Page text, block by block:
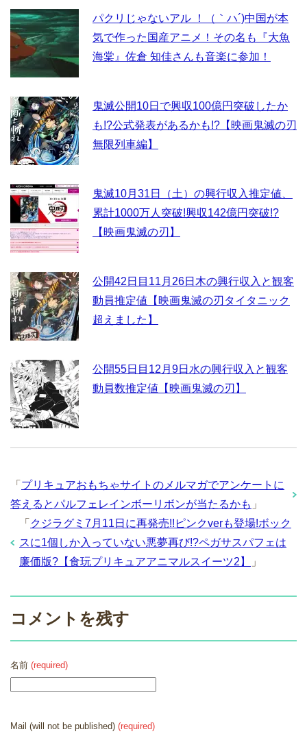
パクリじゃないアル ！（｀ハ´)中国が本
気で作った国産アニメ！その名も『大魚
海棠』佐倉 知佳さんも音楽に参加！
鬼滅公開10日で興収100億円突破したか
も!?公式発表があるかも!?【映画鬼滅の刃
無限列車編】
鬼滅10月31日（土）の興行収入推定値、
累計1000万人突破!興収142億円突破!?
【映画鬼滅の刃】
公開42日目11月26日木の興行収入と観客
動員推定値【映画鬼滅の刃タイタニック
超えました】
公開55日目12月9日水の興行収入と観客
動員数推定値【映画鬼滅の刃】
「 プリキュアおもちゃサイトのメルマガでアンケートに
答えるとパルフェレインボーリボンが当たるかも 」
「 クジラグミ7月11日に再発売!!ピンクverも登場!ボック
スに1個しか入っていない悪夢再び!?ペガサスパフェは
廉価版?【食玩プリキュアアニマルスイーツ2】
」
コメントを残す
名前 (required)
Mail (will not be published) (required)